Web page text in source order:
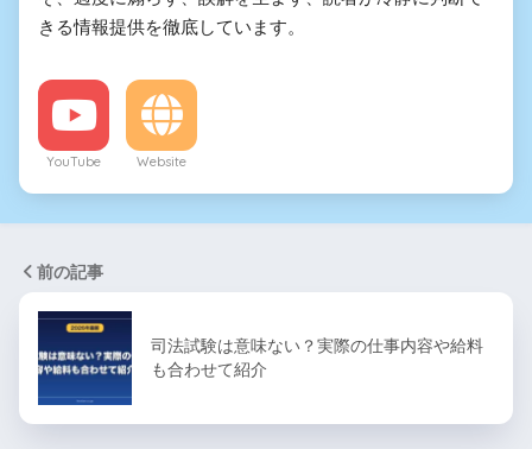
きる情報提供を徹底しています。
YouTube Website
前の記事
司法試験は意味ない？実際の仕事内容や給料
も合わせて紹介